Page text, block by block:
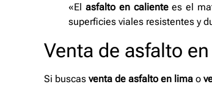
«El asfalto en calientees el
superficies viales resistentes y
Venta de asfalto
Si buscasventa de asfalto en lima o